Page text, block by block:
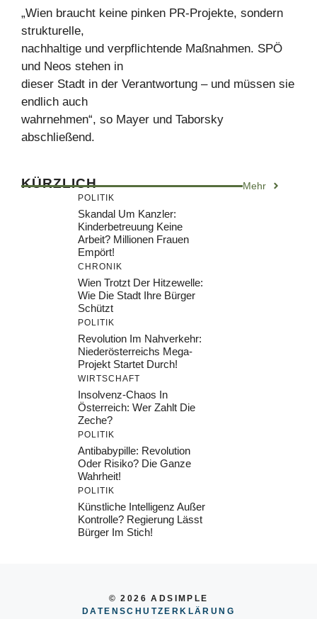
„Wien braucht keine pinken PR-Projekte, sondern
strukturelle,
nachhaltige und verpflichtende Maßnahmen. SPÖ
und Neos stehen in
dieser Stadt in der Verantwortung – und müssen sie
endlich auch
wahrnehmen“, so Mayer und Taborsky
abschließend.
KÜRZLICH Mehr
POLITIK
Skandal Um Kanzler:
Kinderbetreuung Keine
Arbeit? Millionen Frauen
Empört!
CHRONIK
Wien Trotzt Der Hitzewelle:
Wie Die Stadt Ihre Bürger
Schützt
POLITIK
Revolution Im Nahverkehr:
Niederösterreichs Mega-
Projekt Startet Durch!
WIRTSCHAFT
Insolvenz-Chaos In
Österreich: Wer Zahlt Die
Zeche?
POLITIK
Antibabypille: Revolution
Oder Risiko? Die Ganze
Wahrheit!
POLITIK
Künstliche Intelligenz Außer
Kontrolle? Regierung Lässt
Bürger Im Stich!
© 2026 ADSIMPLE
DATENSCHUTZERKLÄRUNG